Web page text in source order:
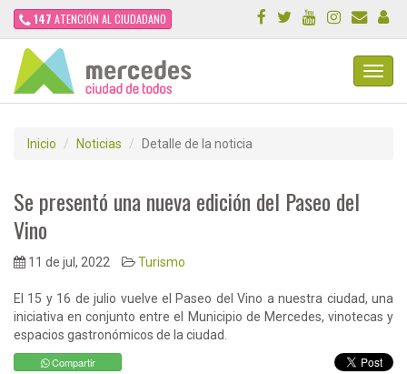
147 ATENCIÓN AL CIUDADANO
Inicio Noticias Detalle de la noticia
Se presentó una nueva edición del Paseo del
Vino
11 de jul, 2022 Turismo
El 15 y 16 de julio vuelve el Paseo del Vino a nuestra ciudad, una
iniciativa en conjunto entre el Municipio de Mercedes, vinotecas y
espacios gastronómicos de la ciudad.
Compartir